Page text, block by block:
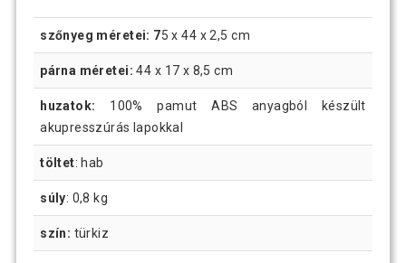
szőnyeg méretei: 75 x 44 x 2,5 cm
párna méretei: 44 x 17 x 8,5 cm
huzatok: 100% pamut ABS anyagból készült
akupresszúrás lapokkal
töltet: hab
súly: 0,8 kg
szín: türkiz